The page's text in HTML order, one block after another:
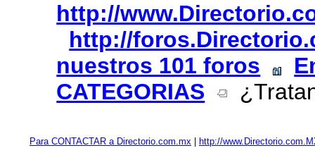
http://
http://
nuestros 101 foros
CATEGORIAS
Para CONTACTAR a Directorio.com.mx http://